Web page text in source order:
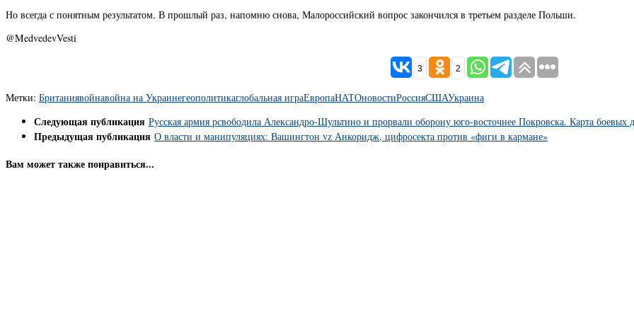
Но всегда с понятным результатом. В прошлый раз, напомню снова, Малороссийский вопрос закончился в третьем разделе Польши.
@MedvedevVesti
3 2
Метки: Британиявойнавойна на Украинегеополитикаглобальная играЕвропаНАТОновостиРоссияСШАУкраина
Следующая публикация Русская армия рсвободила Александро-Шультино и прорвали оборону юго-восточнее Покровска. Карта боевых
Предыдущая публикация О власти и манипуляциях: Вашингтон vz Анкоридж, цифросекта против «фиги в кармане»
Вам может также понравиться...